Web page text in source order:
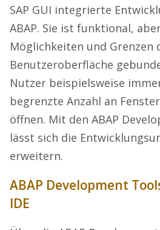
SAP GUI integrierte
ABAP. Sie ist funktional,
Möglichkeiten und Grenzen
Benutzeroberfläche
Nutzer beispielsweise
begrenzte Anzahl an
öffnen. Mit den ABAP
lässt sich die
erweitern.
ABAP Development
IDE